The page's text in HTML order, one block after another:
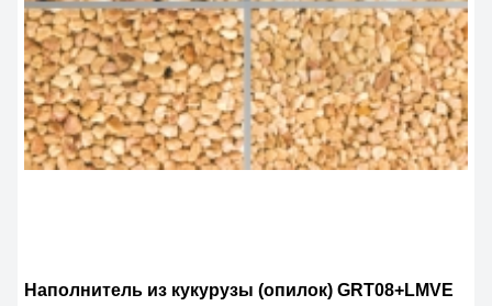
Наполнитель из кукурузы (опилок) GRТ08+LMVE